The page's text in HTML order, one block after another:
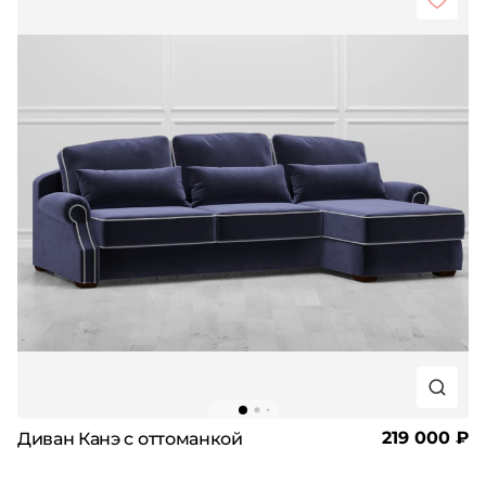
Диван Канэ с оттоманкой 219 000 ₽